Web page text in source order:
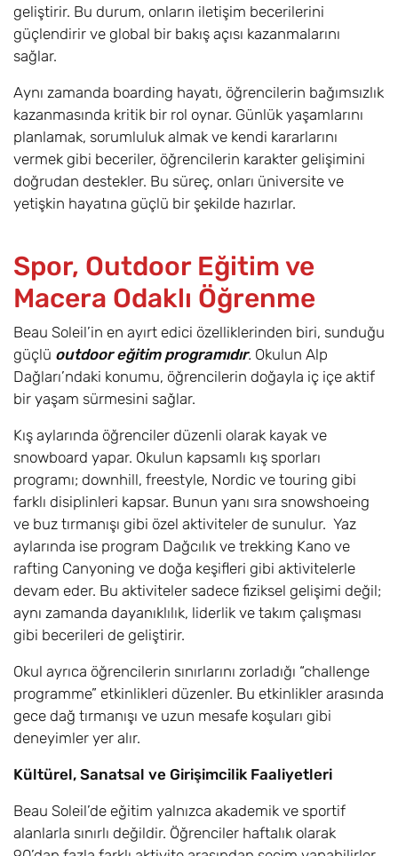
geliştirir. Bu durum, onların iletişim becerilerini
güçlendirir ve global bir bakış açısı kazanmalarını
sağlar.
Aynı zamanda boarding hayatı, öğrencilerin bağımsızlık
kazanmasında kritik bir rol oynar. Günlük yaşamlarını
planlamak, sorumluluk almak ve kendi kararlarını
vermek gibi beceriler, öğrencilerin karakter gelişimini
doğrudan destekler. Bu süreç, onları üniversite ve
yetişkin hayatına güçlü bir şekilde hazırlar.
Spor, Outdoor Eğitim ve
Macera Odaklı Öğrenme
Beau Soleil’in en ayırt edici özelliklerinden biri, sunduğu
güçlü outdoor eğitim programıdır. Okulun Alp
Dağları’ndaki konumu, öğrencilerin doğayla iç içe aktif
bir yaşam sürmesini sağlar.
Kış aylarında öğrenciler düzenli olarak kayak ve
snowboard yapar. Okulun kapsamlı kış sporları
programı; downhill, freestyle, Nordic ve touring gibi
farklı disiplinleri kapsar. Bunun yanı sıra snowshoeing
ve buz tırmanışı gibi özel aktiviteler de sunulur. Yaz
aylarında ise program Dağcılık ve trekking Kano ve
rafting Canyoning ve doğa keşifleri gibi aktivitelerle
devam eder. Bu aktiviteler sadece fiziksel gelişimi değil;
aynı zamanda dayanıklılık, liderlik ve takım çalışması
gibi becerileri de geliştirir.
Okul ayrıca öğrencilerin sınırlarını zorladığı “challenge
programme” etkinlikleri düzenler. Bu etkinlikler arasında
gece dağ tırmanışı ve uzun mesafe koşuları gibi
deneyimler yer alır.
Kültürel, Sanatsal ve Girişimcilik Faaliyetleri
Beau Soleil’de eğitim yalnızca akademik ve sportif
alanlarla sınırlı değildir. Öğrenciler haftalık olarak